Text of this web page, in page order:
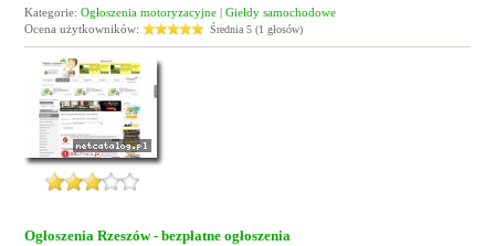
Kategorie:Ogłoszenia motoryzacyjne |Giełdy samochodowe
Ocena użytkowników:
Średnia 5 (1 głosów)
Ogłoszenia Rzeszów - bezpłatne ogłoszenia